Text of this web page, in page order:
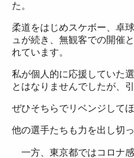
た。
柔道をはじめスケボー、卓
ュが続き、無観客での開催
れています。
私が個人的に応援していた
とはなりませんでしたが、
ぜひそちらでリベンジして
他の選手たちも力を出し切
一方、東京都ではコロナ